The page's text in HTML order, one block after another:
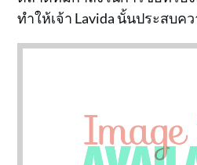
ทำให้เจ้า Lavida นั้นประสบค